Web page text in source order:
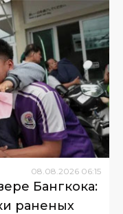
08 08 2026 06:15
Бангкока:
раненых